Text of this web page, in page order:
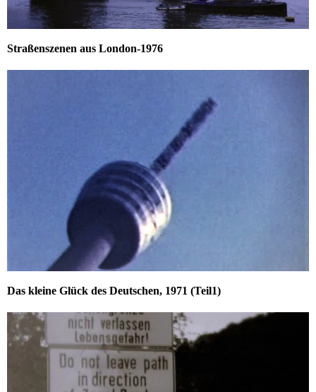
Straßenszenen aus London-1976
Das kleine Glück des Deutschen, 1971 (Teil1)